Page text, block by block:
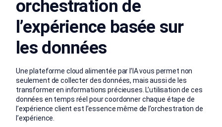
orchestration de
l’expérience basée sur
les données
Une plateforme cloud alimentée par l’IA vous permet non
seulement de collecter des données, mais aussi de les
transformer en informations précieuses. L’utilisation de ces
données en temps réel pour coordonner chaque étape de
l’expérience client est l’essence même de l’orchestration de
l’expérience.